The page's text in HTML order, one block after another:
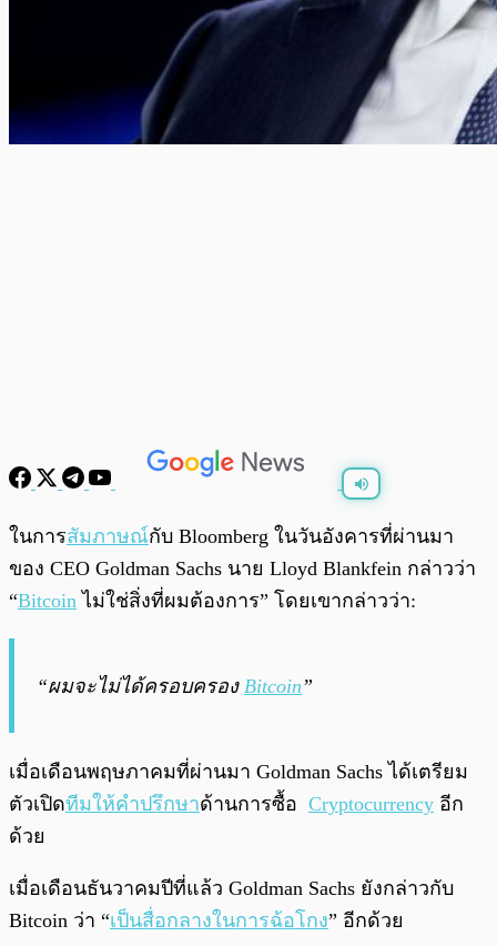
พร้อมเล่น 0:00 /
ในการสัมภาษณ์กับ Bloomberg ในวันอังคารที่ผ่านมา
ของ CEO Goldman Sachs นาย Lloyd Blankfein กล่าวว่า
“Bitcoin ไม่ใช่สิ่งที่ผมต้องการ” โดยเขากล่าวว่า:
“ผมจะไม่ได้ครอบครอง Bitcoin”
เมื่อเดือนพฤษภาคมที่ผ่านมา Goldman Sachs ได้เตรียม
ตัวเปิดทีมให้คำปรึกษาด้านการซื้อ Cryptocurrency อีก
ด้วย
เมื่อเดือนธันวาคมปีที่แล้ว Goldman Sachs ยังกล่าวกับ
Bitcoin ว่า “เป็นสื่อกลางในการฉ้อโกง” อีกด้วย